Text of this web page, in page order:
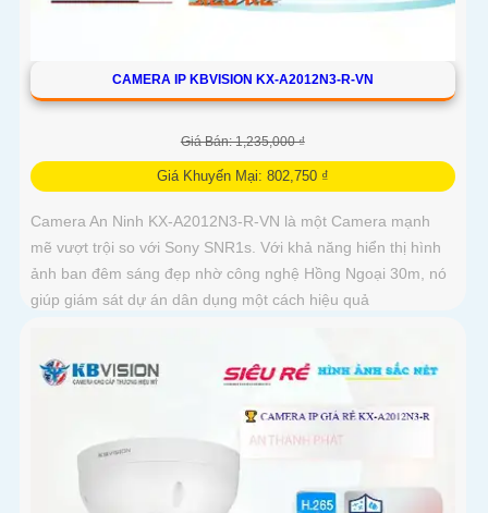
CAMERA IP KBVISION KX-A2012N3-R-VN
Giá Bán: 1,235,000 ₫
Giá Khuyến Mại: 802,750 ₫
Camera An Ninh KX-A2012N3-R-VN là một Camera mạnh
mẽ vượt trội so với Sony SNR1s. Với khả năng hiển thị hình
ảnh ban đêm sáng đẹp nhờ công nghệ Hồng Ngoại 30m, nó
giúp giám sát dự án dân dụng một cách hiệu quả